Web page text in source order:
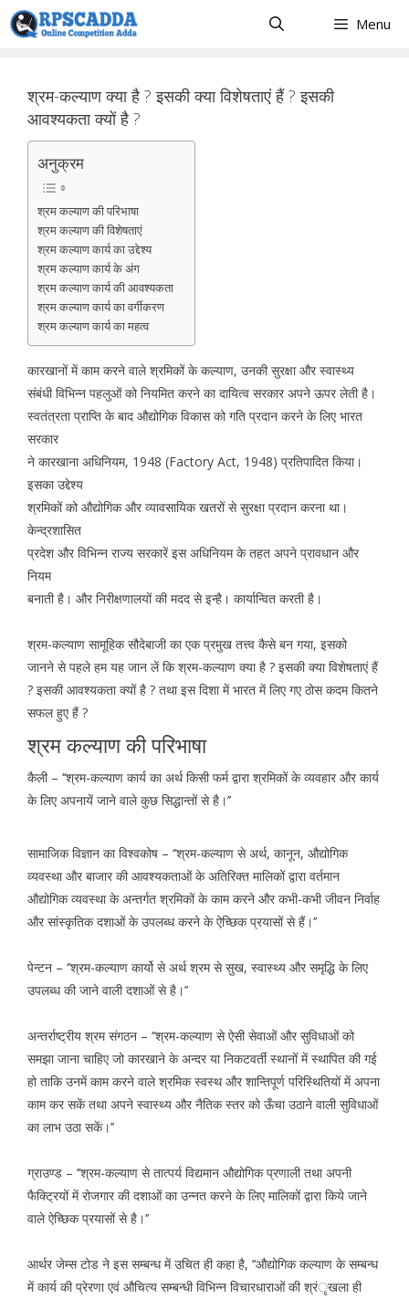
Skip
to
Menu
श्रम-कल्याण क्या है ? इसकी क्या विशेषताएं हैं ? इसकी
आवश्यकता क्यों है ?
अनुक्रम
श्रम कल्याण की परिभाषा
श्रम कल्याण की विशेषताएं
श्रम कल्याण कार्य का उद्देश्य
श्रम कल्याण कार्य के अंग
श्रम कल्याण कार्य की आवश्यकता
श्रम कल्याण कार्य का वर्गीकरण
श्रम कल्याण कार्य का महत्व
कारखानों में काम करने वाले श्रमिकों के कल्याण, उनकी सुरक्षा और स्वास्थ्य
संबंधी विभिन्न पहलुओं को नियमित करने का दायित्व सरकार अपने ऊपर लेती है।
स्वतंत्रता प्राप्ति के बाद औद्योगिक विकास को गति प्रदान करने के लिए भारत
सरकार
ने कारखाना अधिनियम, 1948 (Factory Act, 1948) प्रतिपादित किया।
इसका उद्देश्य
श्रमिकों को औद्योगिक और व्यावसायिक खतरों से सुरक्षा प्रदान करना था।
केन्द्रशासित
प्रदेश और विभिन्न राज्य सरकारें इस अधिनियम के तहत अपने प्रावधान और
नियम
बनाती है। और निरीक्षणालयों की मदद से इन्है। कार्यान्वित करती है।
श्रम-कल्याण सामूहिक सौदेबाजी का एक प्रमुख तत्त्व कैसे बन गया, इसको
जानने से पहले हम यह जान लें कि श्रम-कल्याण क्या है ? इसकी क्या विशेषताएं हैं
? इसकी आवश्यकता क्यों है ? तथा इस दिशा में भारत में लिए गए ठोस कदम कितने
सफल हुए हैं ?
श्रम कल्याण की परिभाषा
कैली – ‘‘श्रम-कल्याण कार्य का अर्थ किसी फर्म द्वारा श्रमिकों के व्यवहार और कार्य
के लिए अपनायें जाने वाले कुछ सिद्धान्तों से है।’’
सामाजिक विज्ञान का विश्वकोष – ‘‘श्रम-कल्याण से अर्थ, कानून, औद्योगिक
व्यवस्था और बाजार की आवश्यकताओं के अतिरिक्त मालिकों द्वारा वर्तमान
औद्योगिक व्यवस्था के अन्तर्गत श्रमिकों के काम करने और कभी-कभी जीवन निर्वाह
और सांस्कृतिक दशाओं के उपलब्ध करने के ऐच्छिक प्रयासों से हैं।’’
पेन्टन – ‘‘श्रम-कल्याण कार्यो से अर्थ श्रम से सुख, स्वास्थ्य और समृद्धि के लिए
उपलब्ध की जाने वाली दशाओं से है।’’
अन्तर्राष्ट्रीय श्रम संगठन – ‘‘श्रम-कल्याण से ऐसी सेवाओं और सुविधाओं को
समझा जाना चाहिए जो कारखाने के अन्दर या निकटवर्ती स्थानों में स्थापित की गई
हो ताकि उनमें काम करने वाले श्रमिक स्वस्थ और शान्तिपूर्ण परिस्थितियों में अपना
काम कर सकें तथा अपने स्वास्थ्य और नैतिक स्तर को ऊँचा उठाने वाली सुविधाओं
का लाभ उठा सकें।’’
ग्राउण्ड – ‘‘श्रम-कल्याण से तात्पर्य विद्यमान औद्योगिक प्रणाली तथा अपनी
फैक्ट्रियों में रोजगार की दशाओं का उन्नत करने के लिए मालिकों द्वारा किये जाने
वाले ऐच्छिक प्रयासों से है।’’
आर्थर जेम्स टोड ने इस सम्बन्ध में उचित ही कहा है, ‘‘औद्योगिक कल्याण के सम्बन्ध
में कार्य की प्रेरणा एवं औचित्य सम्बन्धी विभिन्न विचारधाराओं की श्रंृखला ही